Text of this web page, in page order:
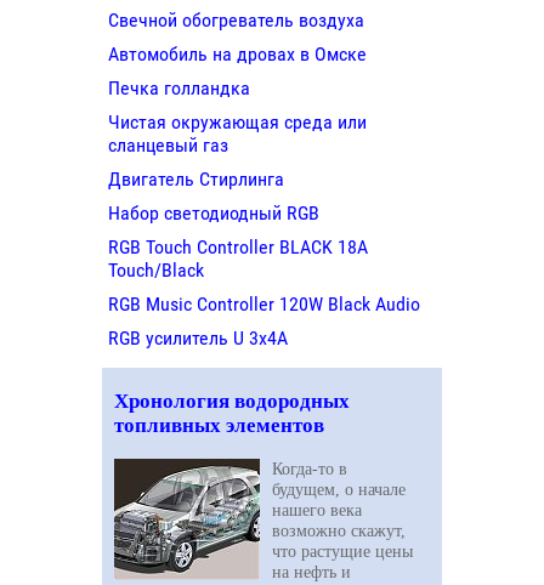
Свечной обогреватель воздуха
Автомобиль на дровах в Омске
Печка голландка
Чистая окружающая среда или
сланцевый газ
Двигатель Стирлинга
Набор светодиодный RGB
RGB Touch Controller BLACK 18A
Touch/Black
RGB Music Controller 120W Black Audio
RGB усилитель U 3х4A
Хронология водородных
топливных элементов
Когда-то в
будущем, о начале
нашего века
возможно скажут,
что растущие цены
на нефть и